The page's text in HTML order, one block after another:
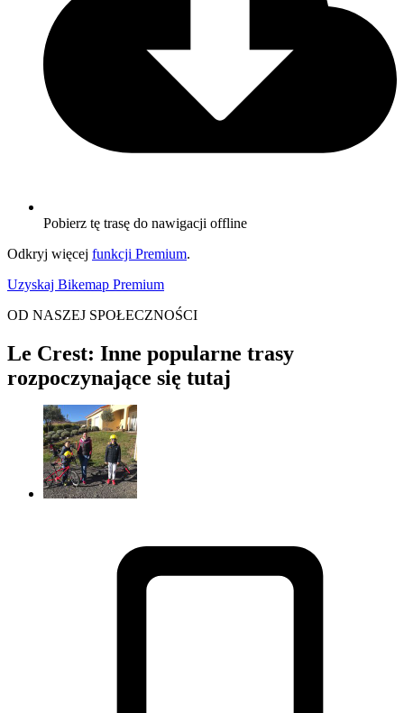
Pobierz tę trasę do nawigacji offline
Odkryj więcej funkcji Premium.
Uzyskaj Bikemap Premium
OD NASZEJ SPOŁECZNOŚCI
Le Crest: Inne popularne trasy
rozpoczynające się tutaj